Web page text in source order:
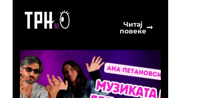
Читај
повеќе